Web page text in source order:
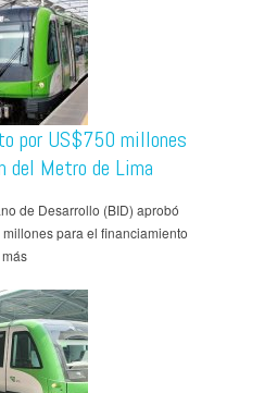
por US$750 millones
del Metro de Lima
de Desarrollo (BID) aprobó
para el financiamiento